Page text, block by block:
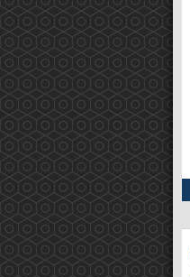
EN MECÀNICA,
Entrada completa »